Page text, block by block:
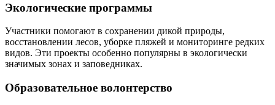
Экологические программы
Участники помогают в сохранении дикой природы,
восстановлении лесов, уборке пляжей и мониторинге редких
видов. Эти проекты особенно популярны в экологически
значимых зонах и заповедниках.
Образовательное волонтерство